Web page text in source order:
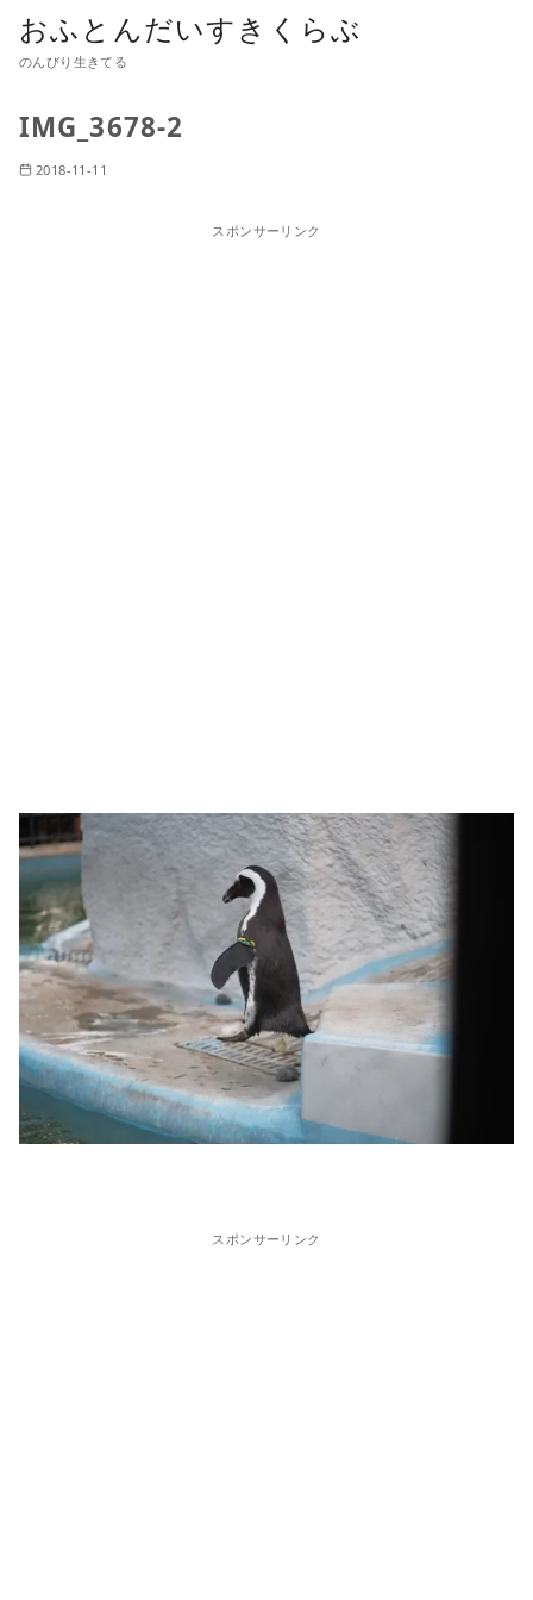
おふとんだいすきくらぶ
のんびり生きてる
IMG_3678-2
2018-11-11
スポンサーリンク
スポンサーリンク